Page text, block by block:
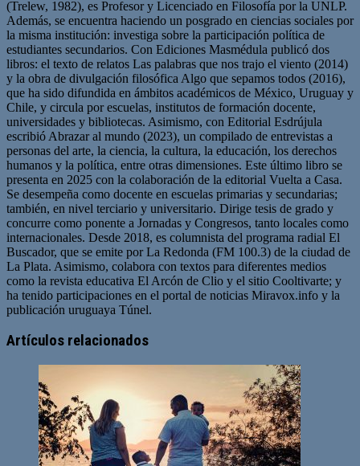
(Trelew, 1982), es Profesor y Licenciado en Filosofía por la UNLP.
Además, se encuentra haciendo un posgrado en ciencias sociales por
la misma institución: investiga sobre la participación política de
estudiantes secundarios. Con Ediciones Masmédula publicó dos
libros: el texto de relatos Las palabras que nos trajo el viento (2014)
y la obra de divulgación filosófica Algo que sepamos todos (2016),
que ha sido difundida en ámbitos académicos de México, Uruguay y
Chile, y circula por escuelas, institutos de formación docente,
universidades y bibliotecas. Asimismo, con Editorial Esdrújula
escribió Abrazar al mundo (2023), un compilado de entrevistas a
personas del arte, la ciencia, la cultura, la educación, los derechos
humanos y la política, entre otras dimensiones. Este último libro se
presenta en 2025 con la colaboración de la editorial Vuelta a Casa.
Se desempeña como docente en escuelas primarias y secundarias;
también, en nivel terciario y universitario. Dirige tesis de grado y
concurre como ponente a Jornadas y Congresos, tanto locales como
internacionales. Desde 2018, es columnista del programa radial El
Buscador, que se emite por La Redonda (FM 100.3) de la ciudad de
La Plata. Asimismo, colabora con textos para diferentes medios
como la revista educativa El Arcón de Clio y el sitio Cooltivarte; y
ha tenido participaciones en el portal de noticias Miravox.info y la
publicación uruguaya Túnel.
web
Artículos relacionados